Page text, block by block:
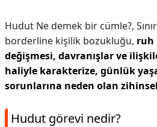
Hudut Ne demek bir cümle?,
borderline kişilik bozukluğu, ruh
değişmesi, davranışlar ve
haliyle karakterize, günlük
sorunlarına neden olan
Hudut görevi nedir?